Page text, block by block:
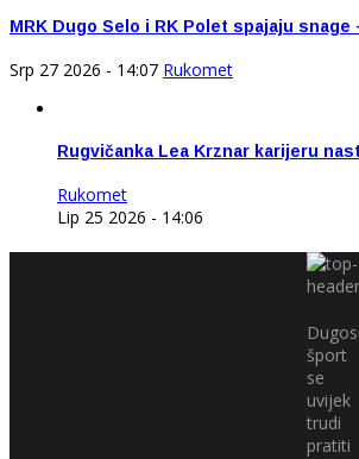
MRK Dugo Selo i RK Polet spajaju
Srp 27 2026 - 14:07 Rukomet
Rugvičanka Lea Krznar karijeru
Rukomet
Lip 25 2026 - 14:06
šport
se
uvijek
trudi
pratiti